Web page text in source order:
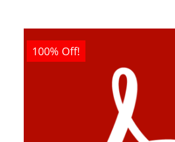
500CFA.
100% Off!